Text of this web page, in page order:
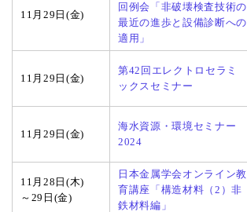
11月29日(金)
回例会「非破壊検査技術の
最近の進歩と設備診断への
適用」
11月29日(金)
第42回エレクトロセラミ
ックスセミナー
11月29日(金)
海水資源・環境セミナー
2024
11月28日(木)
～29日(金)
日本金属学会オンライン教
育講座「構造材料（2）非
鉄材料編」